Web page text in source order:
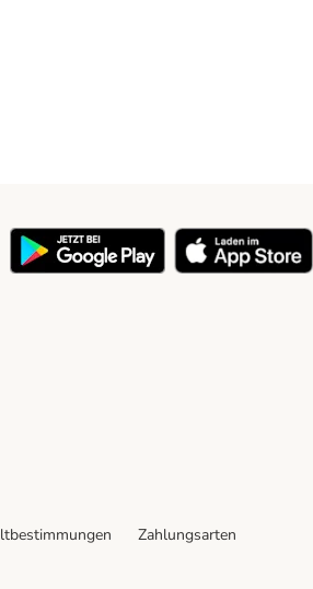
Zahlungsarten